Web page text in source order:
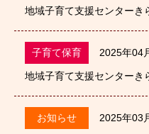
地域子育て支援センターき
子育て保育 2025年04
地域子育て支援センターき
お知らせ 2025年03